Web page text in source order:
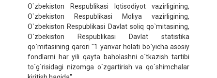
O`zbekiston Respublikasi Iqtisodiyot vazirligining,
O`zbekiston Respublikasi Moliya vazirligining,
O`zbekiston Respublikasi Davlat soliq qo`mitasining,
O`zbekiston Respublikasi Davlat statistika
qo`mitasining qarori "1 yanvar holati bo`yicha asosiy
fondlarni har yili qayta baholashni o`tkazish tartibi
to`g`risidagi nizomga o`zgartirish va qo`shimchalar